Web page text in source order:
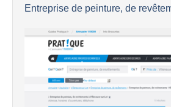
Entreprise de peinture, de